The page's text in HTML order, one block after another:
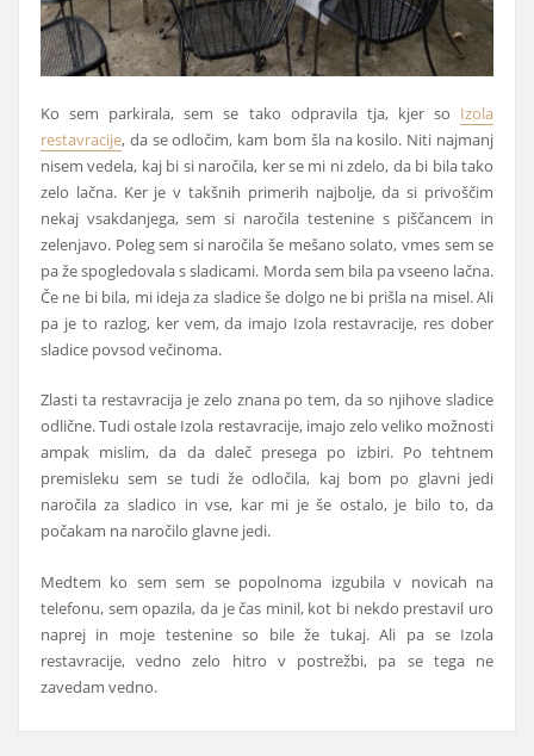
Ko sem parkirala, sem se tako odpravila tja, kjer so Izola
restavracije, da se odločim, kam bom šla na kosilo. Niti najmanj
nisem vedela, kaj bi si naročila, ker se mi ni zdelo, da bi bila tako
zelo lačna. Ker je v takšnih primerih najbolje, da si privoščim
nekaj vsakdanjega, sem si naročila testenine s piščancem in
zelenjavo. Poleg sem si naročila še mešano solato, vmes sem se
pa že spogledovala s sladicami. Morda sem bila pa vseeno lačna.
Če ne bi bila, mi ideja za sladice še dolgo ne bi prišla na misel. Ali
pa je to razlog, ker vem, da imajo Izola restavracije, res dober
sladice povsod večinoma.
Zlasti ta restavracija je zelo znana po tem, da so njihove sladice
odlične. Tudi ostale Izola restavracije, imajo zelo veliko možnosti
ampak mislim, da da daleč presega po izbiri. Po tehtnem
premisleku sem se tudi že odločila, kaj bom po glavni jedi
naročila za sladico in vse, kar mi je še ostalo, je bilo to, da
počakam na naročilo glavne jedi.
Medtem ko sem sem se popolnoma izgubila v novicah na
telefonu, sem opazila, da je čas minil, kot bi nekdo prestavil uro
naprej in moje testenine so bile že tukaj. Ali pa se Izola
restavracije, vedno zelo hitro v postrežbi, pa se tega ne
zavedam vedno.